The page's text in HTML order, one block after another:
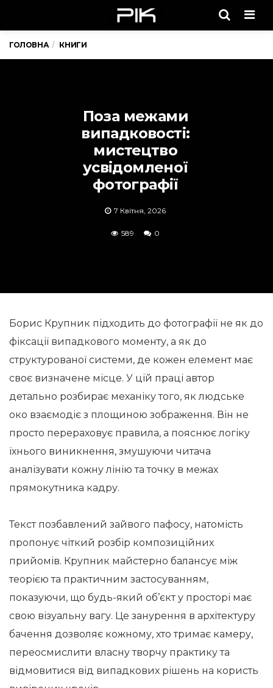
ГОЛОВНА КНИГИ
Поза межами
випадковості:
мистецтво
усвідомленої
фотографії
7 Квітня, 2026
589 0
Борис Крупник підходить до фотографії не як до
фіксації випадкового моменту, а як до
структурованої системи, де кожен елемент має
своє визначене місце. У цій праці автор
детально розбирає механіку того, як людське
око взаємодіє з площиною зображення. Він не
просто перераховує правила, а пояснює логіку
їхнього виникнення, змушуючи читача
аналізувати кожну лінію та точку в межах
прямокутника кадру.
Текст позбавлений зайвого пафосу, натомість
пропонує чіткий розбір композиційних
прийомів. Крупник майстерно балансує між
теорією та практичним застосуванням,
показуючи, що будь-який об’єкт у просторі має
свою візуальну вагу. Це занурення в архітектуру
бачення дозволяє кожному, хто тримає камеру,
переосмислити власну творчу практику та
відмовитися від випадкових рішень на користь